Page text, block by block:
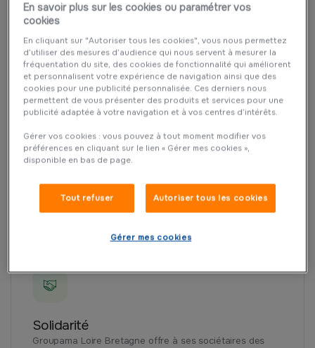
BIENVENUE SUR ENSEMBLE & SOLIDAIRES En savoir plus
Loire Bretagne
relation entre sociétaires particuliers et professionnels,
sur l’ensemble du territoire Loire Bretagne.
Solidarité
Groupama Loire Bretagne offre à ses sociétaires des
En savoir plus sur les cookies ou paramétrer vos
cookies
En cliquant sur "Autoriser tous les cookies", vous nous permettez
d’utiliser des mesures d’audience qui nous servent à mesurer la
fréquentation du site, des cookies de fonctionnalité qui améliorent
et personnalisent votre expérience de navigation ainsi que des
cookies pour une publicité personnalisée. Ces derniers nous
permettent de vous présenter des produits et services pour une
publicité adaptée à votre navigation et à vos centres d’intérêts.
Gérer vos cookies : vous pouvez à tout moment modifier vos
préférences en cliquant sur le lien « Gérer mes cookies »,
disponible en bas de page.
Tout refuser Autoriser tous les cookies
Gérer mes cookies